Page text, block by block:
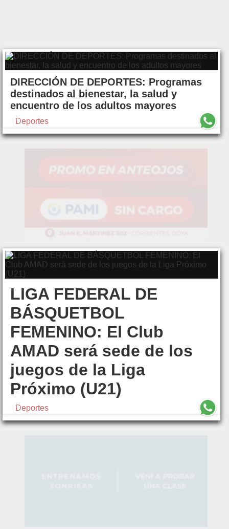
DIRECCIÓN DE DEPORTES: Programas
destinados al bienestar, la salud y
encuentro de los adultos mayores
Deportes
LIGA FEDERAL DE
BÁSQUETBOL
FEMENINO: El Club
AMAD será sede de los
juegos de la Liga
Próximo (U21)
Deportes